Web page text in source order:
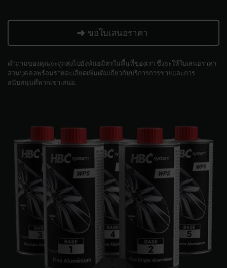
➜ ขอใบเสนอราคา
คำถามของคุณจะถูกส่งไปยังพันธมิตรในพื้นที่ของเรา ซึ่งจะให้ใบเสนอราคา
ส่วนบุคคลพร้อมรายละเอียดเพิ่มเติมเกี่ยวกับบริการการขายและการ
สนับสนุนที่พวกเขาเสนอ.